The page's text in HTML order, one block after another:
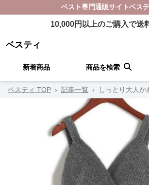
ベスト専門通販サイトベス
10,000円以上のご購入で送
ベスティ
新着商品 商品を検索
ベスティ TOP › 記事一覧 › しっとり大人